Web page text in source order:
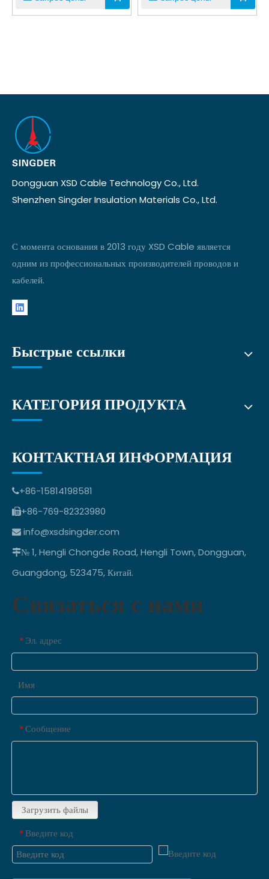
Dongguan XSD Cable Technology Co., Ltd.
Shenzhen Singder Insulation Materials Co., Ltd.
С момента основания в 2013 году XSD Cable является
одним из профессиональных производителей проводов и
кабелей.
Быстрые ссылки
КАТЕГОРИЯ ПРОДУКТА
КОНТАКТНАЯ ИНФОРМАЦИЯ
+86-15814198581
+86-769-82323980
 info@xsdsingder.com
№ 1, Hengli Chongde Road, Hengli Town, Dongguan,
Guangdong, 523475, Китай.
Связаться с нами
* Эл. адрес
Имя
* Сообщение
Загрузить файлы
* Введите код